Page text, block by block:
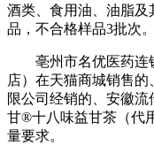
酒类、食用油、油脂及
品，不合格样品3批次。
亳州市名优医药连
店）在天猫商城销售
限公司经销的、安徽
甘®十八味益甘茶（代
量要求。